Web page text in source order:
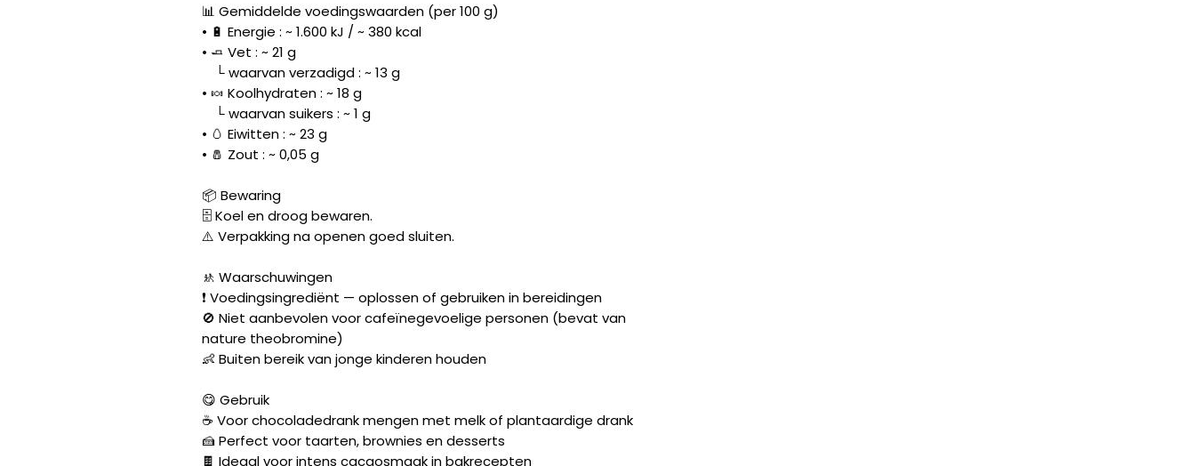
📊 Gemiddelde voedingswaarden (per 100 g)
• 🔋 Energie : ~ 1.600 kJ / ~ 380 kcal
• 🧈 Vet : ~ 21 g
└ waarvan verzadigd : ~ 13 g
• 🍬 Koolhydraten : ~ 18 g
└ waarvan suikers : ~ 1 g
• 🥚 Eiwitten : ~ 23 g
• 🧂 Zout : ~ 0,05 g
📦 Bewaring
🗄️ Koel en droog bewaren.
⚠️ Verpakking na openen goed sluiten.
🚸 Waarschuwingen
❗ Voedingsingrediënt — oplossen of gebruiken in bereidingen
🚫 Niet aanbevolen voor cafeïnegevoelige personen (bevat van
nature theobromine)
👶 Buiten bereik van jonge kinderen houden
😋 Gebruik
☕ Voor chocoladedrank mengen met melk of plantaardige drank
🍰 Perfect voor taarten, brownies en desserts
🍫 Ideaal voor intens cacaosmaak in bakrecepten